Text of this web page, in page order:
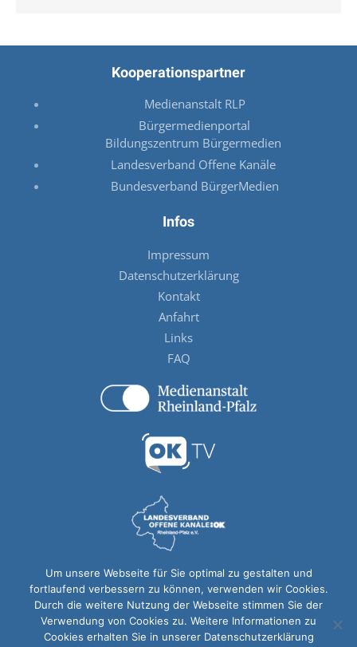
Kooperationspartner
Medienanstalt RLP
Bürgermedienportal
Bildungszentrum Bürgermedien
Landesverband Offene Kanäle
Bundesverband BürgerMedien
Infos
Impressum
Datenschutzerklärung
Kontakt
Anfahrt
Links
FAQ
Um unsere Webseite für Sie optimal zu gestalten und
fortlaufend verbessern zu können, verwenden wir Cookies.
Durch die weitere Nutzung der Webseite stimmen Sie der
Verwendung von Cookies zu. Weitere Informationen zu
Cookies erhalten Sie in unserer Datenschutzerklärung